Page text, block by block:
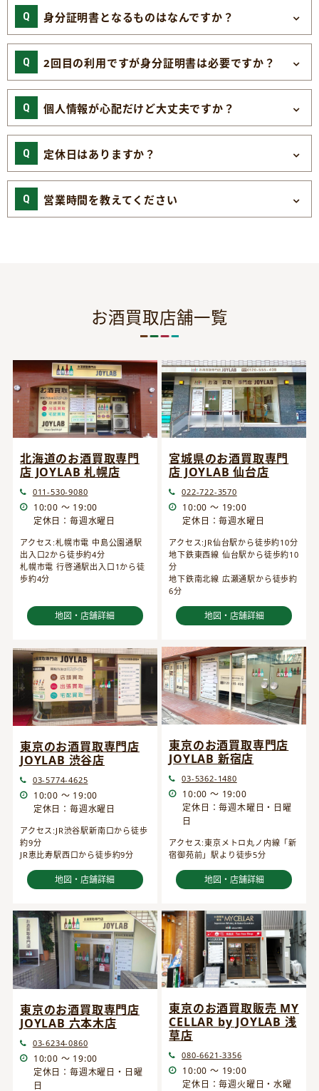
身分証明書となるものはなんですか？
2回目の利用ですが身分証明書は必要ですか？
個人情報が心配だけど大丈夫ですか？
定休日はありますか？
営業時間を教えてください
お酒買取店舗一覧
北海道のお酒買取専門
店 JOYLAB 札幌店
011-530-9080
10:00 ～ 19:00
定休日：毎週水曜日
アクセス:札幌市電 中島公園通駅
出入口2から徒歩約4分
札幌市電 行啓通駅出入口1から徒
歩約4分
地図・店舗詳細
宮城県のお酒買取専門
店 JOYLAB 仙台店
022-722-3570
10:00 ～ 19:00
定休日：毎週水曜日
アクセス:JR仙台駅から徒歩約10分
地下鉄東西線 仙台駅から徒歩約10
分
地下鉄南北線 広瀬通駅から徒歩約
6分
地図・店舗詳細
東京のお酒買取専門店
JOYLAB 渋谷店
03-5774-4625
10:00 ～ 19:00
定休日：毎週水曜日
アクセス:JR渋谷駅新南口から徒歩
約9分
JR恵比寿駅西口から徒歩約9分
地図・店舗詳細
東京のお酒買取専門店
JOYLAB 新宿店
03-5362-1480
10:00 ～ 19:00
定休日：毎週木曜日・日曜
日
アクセス:東京メトロ丸ノ内線「新
宿御苑前」駅より徒歩5分
地図・店舗詳細
東京のお酒買取専門店
JOYLAB 六本木店
03-6234-0860
10:00 ～ 19:00
定休日：毎週木曜日・日曜
日
東京のお酒買取販売 MY
CELLAR by JOYLAB 浅
草店
080-6621-3356
10:00 ～ 19:00
定休日：毎週火曜日・水曜